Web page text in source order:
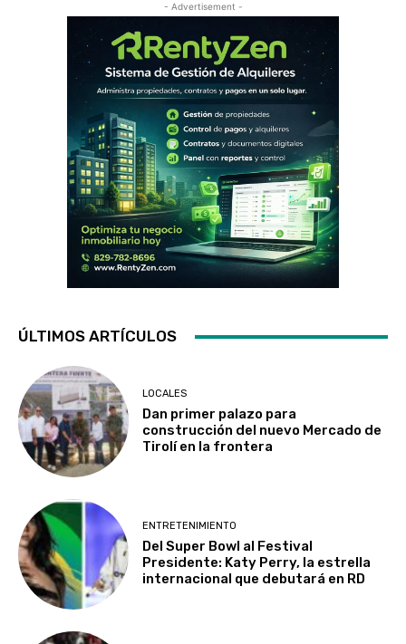
- Advertisement -
ÚLTIMOS ARTÍCULOS
LOCALES
Dan primer palazo para
construcción del nuevo Mercado de
Tirolí en la frontera
ENTRETENIMIENTO
Del Super Bowl al Festival
Presidente: Katy Perry, la estrella
internacional que debutará en RD